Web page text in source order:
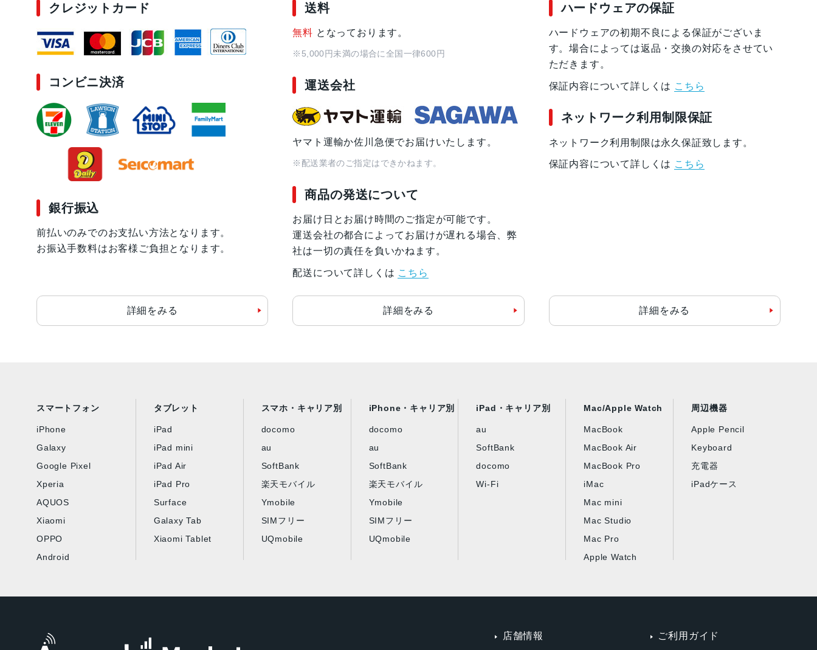
クレジットカード
コンビニ決済
銀行振込
前払いのみでのお支払い方法となります。
お振込手数料はお客様ご負担となります。
詳細をみる
送料
無料 となっております。
※5,000円未満の場合に全国一律600円
運送会社
ヤマト運輸か佐川急便でお届けいたします。
※配送業者のご指定はできかねます。
商品の発送について
お届け日とお届け時間のご指定が可能です。
運送会社の都合によってお届けが遅れる場合、弊
社は一切の責任を負いかねます。
配送について詳しくは こちら
詳細をみる
ハードウェアの保証
ハードウェアの初期不良による保証がございま
す。場合によっては返品・交換の対応をさせてい
ただきます。
保証内容について詳しくは こちら
ネットワーク利用制限保証
ネットワーク利用制限は永久保証致します。
保証内容について詳しくは こちら
詳細をみる
スマートフォン
iPhone
Galaxy
Google Pixel
Xperia
AQUOS
Xiaomi
OPPO
Android
タブレット
iPad
iPad mini
iPad Air
iPad Pro
Surface
Galaxy Tab
Xiaomi Tablet
スマホ・キャリア別
docomo
au
SoftBank
楽天モバイル
Ymobile
SIMフリー
UQmobile
iPhone・キャリア別
docomo
au
SoftBank
楽天モバイル
Ymobile
SIMフリー
UQmobile
iPad・キャリア別
au
SoftBank
docomo
Wi-Fi
Mac/Apple Watch
MacBook
MacBook Air
MacBook Pro
iMac
Mac mini
Mac Studio
Mac Pro
Apple Watch
周辺機器
Apple Pencil
Keyboard
充電器
iPadケース
店舗情報 ご利用ガイド